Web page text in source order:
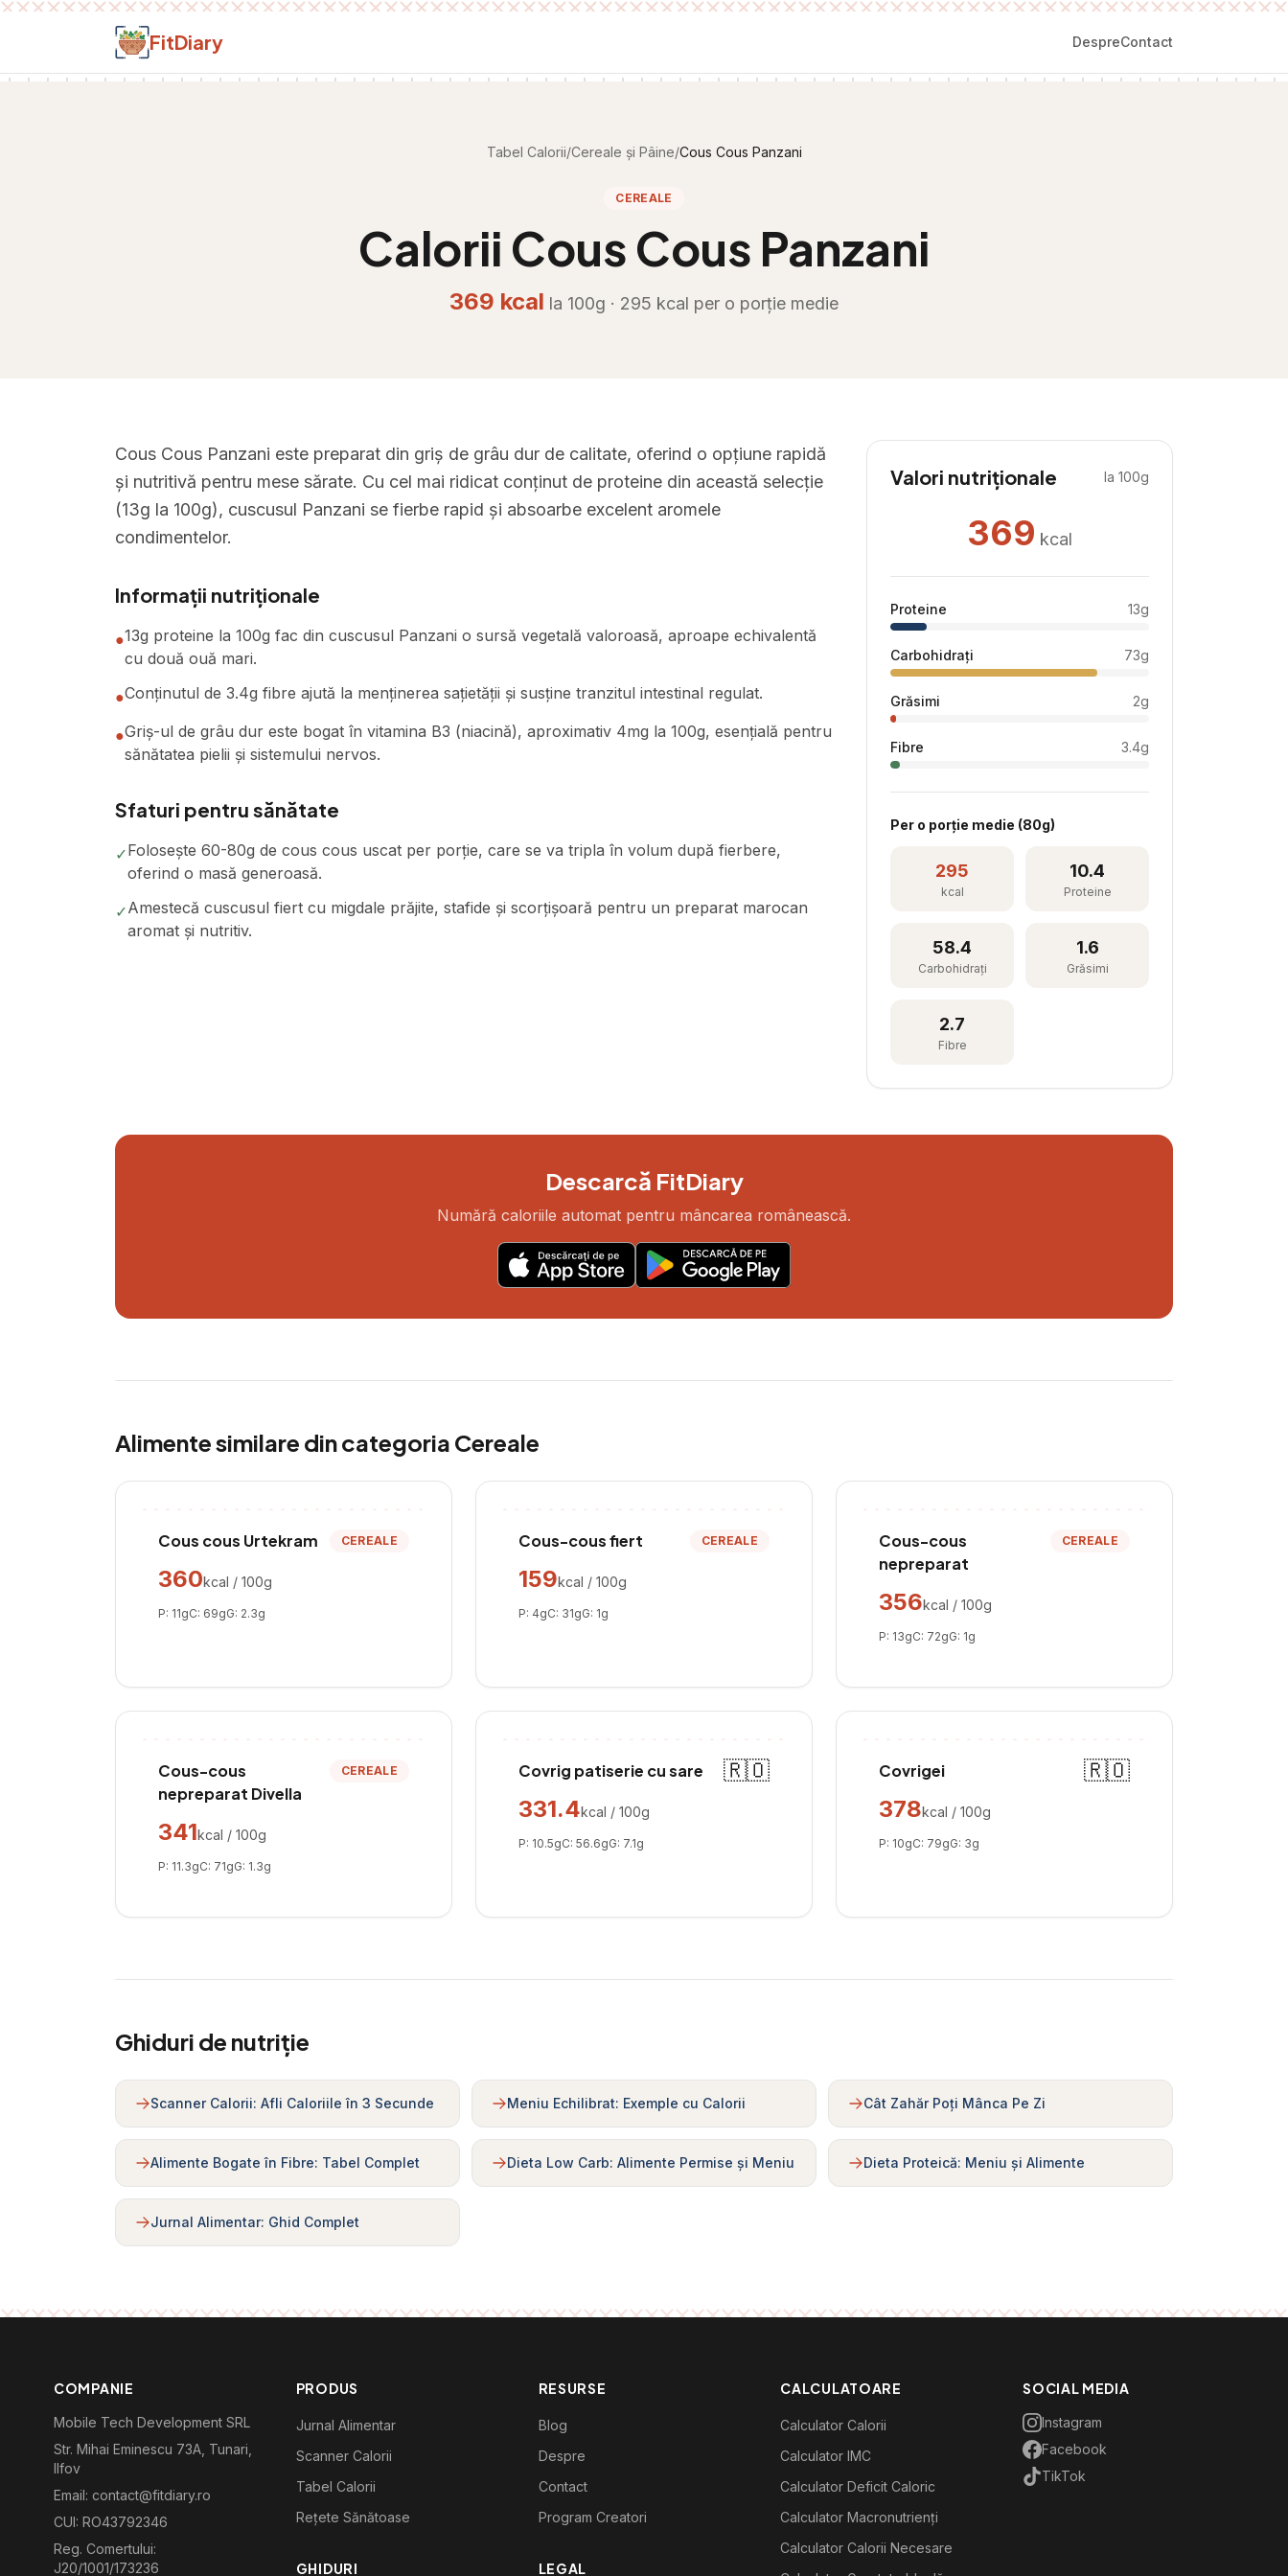
Salt la conținut
FitDiary DespreContact
Tabel Calorii/Cereale și Pâine/Cous Cous Panzani
CEREALE
Calorii Cous Cous Panzani
369 kcal la 100g · 295 kcal per o porție medie
Cous Cous Panzani este preparat din griș de grâu dur de calitate, oferind o opțiune rapidă
și nutritivă pentru mese sărate. Cu cel mai ridicat conținut de proteine din această selecție
(13g la 100g), cuscusul Panzani se fierbe rapid și absoarbe excelent aromele
condimentelor.
Informații nutriționale
●13g proteine la 100g fac din cuscusul Panzani o sursă vegetală valoroasă, aproape echivalentă
cu două ouă mari.
●Conținutul de 3.4g fibre ajută la menținerea sațietății și susține tranzitul intestinal regulat.
●Griș-ul de grâu dur este bogat în vitamina B3 (niacină), aproximativ 4mg la 100g, esențială pentru
sănătatea pielii și sistemului nervos.
Sfaturi pentru sănătate
✓Folosește 60-80g de cous cous uscat per porție, care se va tripla în volum după fierbere,
oferind o masă generoasă.
✓Amestecă cuscusul fiert cu migdale prăjite, stafide și scorțișoară pentru un preparat marocan
aromat și nutritiv.
Valori nutriționale la 100g
369 kcal
Proteine 13g
Carbohidrați 73g
Grăsimi 2g
Fibre 3.4g
Per o porție medie (80g)
295
kcal
10.4
Proteine
58.4
Carbohidrați
1.6
Grăsimi
2.7
Fibre
Descarcă FitDiary
Numără caloriile automat pentru mâncarea românească.
Alimente similare din categoria Cereale
Cous cous Urtekram CEREALE
360kcal / 100g
P: 11gC: 69gG: 2.3g
Cous-cous fiert CEREALE
159kcal / 100g
P: 4gC: 31gG: 1g
Cous-cous
nepreparat
CEREALE
356kcal / 100g
P: 13gC: 72gG: 1g
Cous-cous
nepreparat Divella
CEREALE
341kcal / 100g
P: 11.3gC: 71gG: 1.3g
Covrig patiserie cu sare
🇷🇴
331.4kcal / 100g
P: 10.5gC: 56.6gG: 7.1g
Covrigei
🇷🇴
378kcal / 100g
P: 10gC: 79gG: 3g
Ghiduri de nutriție
Scanner Calorii: Afli Caloriile în 3 Secunde Meniu Echilibrat: Exemple cu Calorii Cât Zahăr Poți Mânca Pe Zi
Alimente Bogate în Fibre: Tabel Complet Dieta Low Carb: Alimente Permise și Meniu Dieta Proteică: Meniu și Alimente
Jurnal Alimentar: Ghid Complet
COMPANIE
Mobile Tech Development SRL
Str. Mihai Eminescu 73A, Tunari,
Ilfov
Email: contact@fitdiary.ro
CUI: RO43792346
Reg. Comertului:
J20/1001/173236
PRODUS
Jurnal Alimentar
Scanner Calorii
Tabel Calorii
Rețete Sănătoase
GHIDURI
RESURSE
Blog
Despre
Contact
Program Creatori
LEGAL
CALCULATOARE
Calculator Calorii
Calculator IMC
Calculator Deficit Caloric
Calculator Macronutrienți
Calculator Calorii Necesare
SOCIAL MEDIA
Instagram
Facebook
TikTok